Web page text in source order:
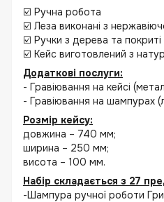
☑️ Ручна робота
☑️ Леза виконані з
☑️ Ручки з дерева та
☑️ Кейс виготовлений з
Додаткові послуги:
- Гравіювання на кейсі
- Гравіювання на шампурах
Розмір кейсу:
довжина – 740 мм;
ширина – 250 мм;
висота – 100 мм.
Набір складається з 27
-Шампура ручної роботи